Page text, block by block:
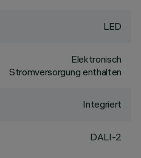
LED
Elektronisch
Stromversorgung enthalten
Integriert
DALI-2